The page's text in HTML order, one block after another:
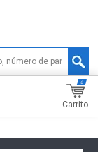
Carrito
0